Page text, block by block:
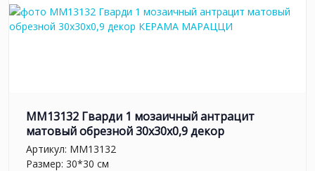
MM13132 Гварди 1 мозаичный антрацит
матовый обрезной 30x30x0,9 декор
Артикул: MM13132
Размер: 30*30 см